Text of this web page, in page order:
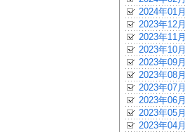
2024年01月
2023年12月
2023年11月
2023年10月
2023年09月
2023年08月
2023年07月
2023年06月
2023年05月
2023年04月